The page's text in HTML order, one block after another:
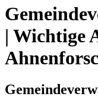
| Wichtige